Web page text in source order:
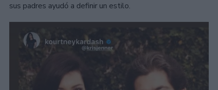
sus padres ayudó a definir un estilo.